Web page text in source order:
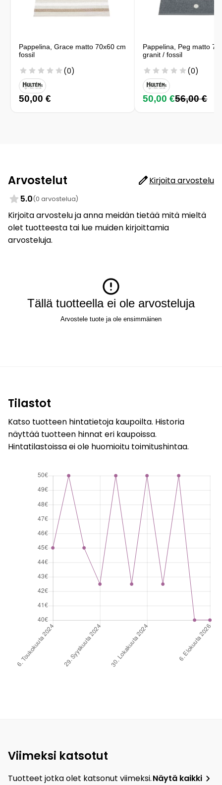
Pappelina, Grace matto 70x60 cm
fossil
(0)
50,00 €
Pappelina, Peg matto
granit / fossil
(0)
50,00 €56,00 €
Arvostelut
Kirjoita arvostelu
5.0(0 arvostelua)
Kirjoita arvostelu ja anna meidän tietää mitä mieltä
olet tuotteesta tai lue muiden kirjoittamia
arvosteluja.
Tällä tuotteella ei ole arvosteluja
Arvostele tuote ja ole ensimmäinen
Tilastot
Katso tuotteen hintatietoja kaupoilta. Historia
näyttää tuotteen hinnat eri kaupoissa.
Hintatilastoissa ei ole huomioitu toimitushintaa.
Viimeksi katsotut
Tuotteet jotka olet katsonut viimeksi.Näytä kaikki